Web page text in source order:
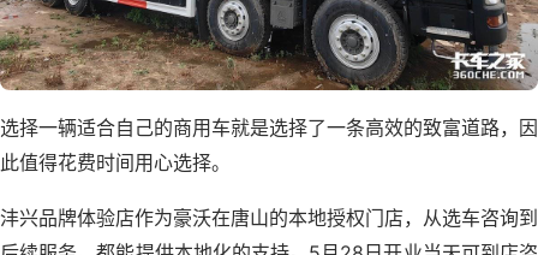
选择一辆适合自己的商用车就是选择了一条高效的致富道路，因
此值得花费时间用心选择。
沣兴品牌体验店作为豪沃在唐山的本地授权门店，从选车咨询到